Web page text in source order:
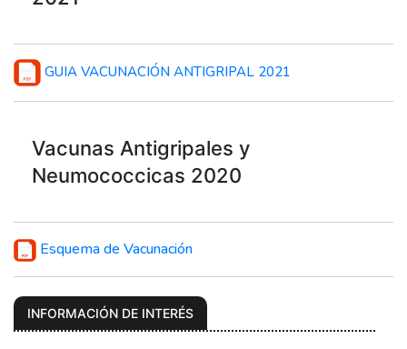
GUIA VACUNACIÓN ANTIGRIPAL 2021
Vacunas Antigripales y
Neumococcicas 2020
Esquema de Vacunación
INFORMACIÓN DE INTERÉS